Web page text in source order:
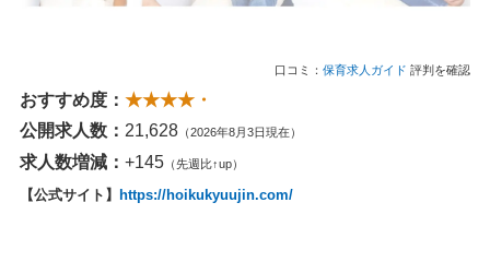
口コミ： 保育求人ガイド 評判を確認
おすすめ度： ★★★★・
公開求人数： 21,628 （2026年8月3日現在）
求人数増減： +145 （先週比↑up）
【公式サイト】 https://hoikukyuujin.com/